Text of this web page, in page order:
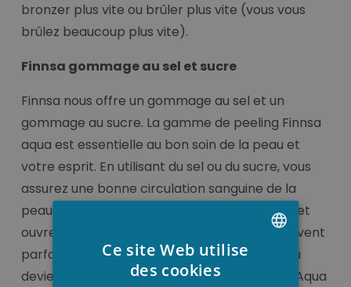
bronzer plus vite ou brûler plus vite (vous vous
brûlez beaucoup plus vite).
Finnsa gommage au sel et sucre
Finnsa nous offre un gommage au sel et un
gommage au sucre. La gamme de peeling Finnsa
aqua est essentielle au bon soin de la peau et
votre esprit. En utilisant du sel ou du sucre, vous
assurez une bonne circulation sanguine de la
peau, éliminez les cellules mortes de la peau et
ouvrez les pores que lés précieuse huiles peuvent
parfaitement absorber dans la peau. La peau
devient lisse et souple avec le sel gommage Aqua
Ce site Web utilise
des cookies